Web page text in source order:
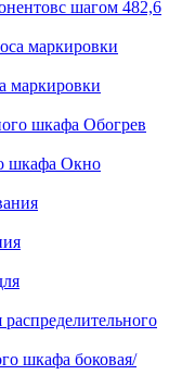
шагом 482,6
маркировки
Обогрев
Окно